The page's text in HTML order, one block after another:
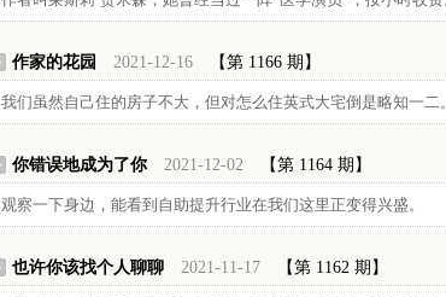
作家的花园 2021-12-16 【第 1166 期】
我们虽然自己住的房子不大，但对怎么住英式大宅倒是略知一二。
你错误地成为了你 2021-12-02 【第 1164 期】
观察一下身边，能看到自助提升行业在我们这里正变得兴盛。
也许你该找个人聊聊 2021-11-17 【第 1162 期】